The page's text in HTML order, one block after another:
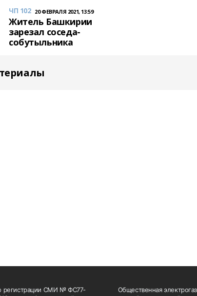
ЧП 102 20 ФЕВРАЛЯ 2021, 13:59
Житель Башкирии
зарезал соседа-
собутыльника
регистрации СМИ № ФС77-
Общественная